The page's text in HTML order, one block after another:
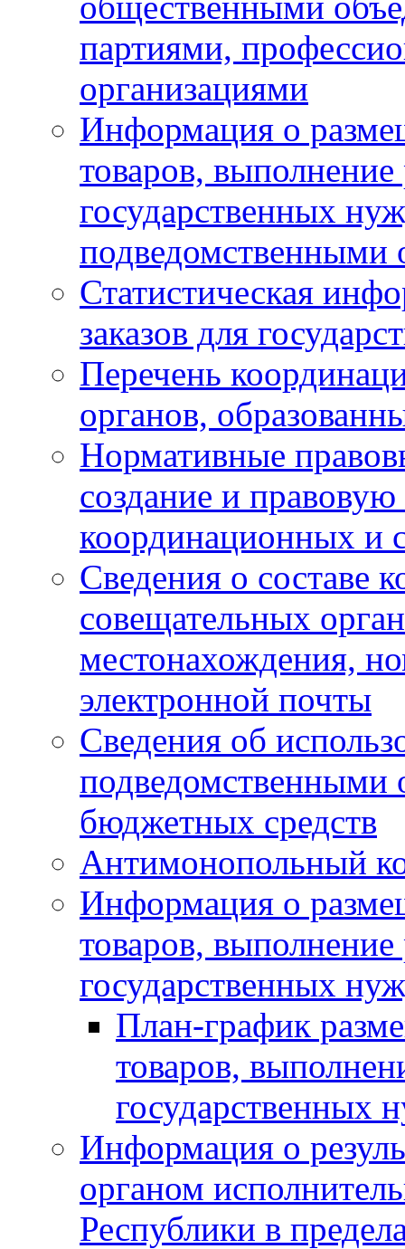
партиями,
организациями
Информация о
товаров, выполнение
государственных
подведомственными
Статистическая
заказов для
Перечень
органов,
Нормативные
создание и
координационных и
Сведения о составе
совещательных
местонахождения,
электронной почты
Сведения об
подведомственными
бюджетных средств
Антимонопольный
Информация о
товаров, выполнение
государственных
План-график
товаров,
государственных
Информация о
органом
Республики в